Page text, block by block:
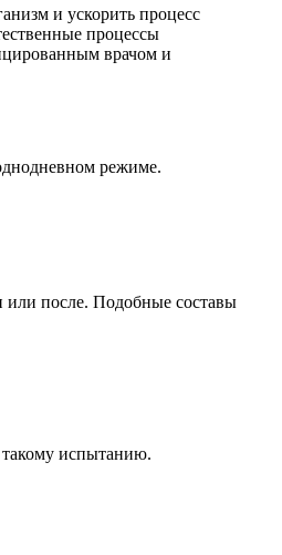
и ускорить процесс
процессы
врачом и
режиме.
или после. Подобные составы
такому испытанию.